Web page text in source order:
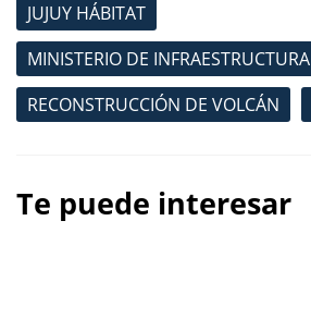
JUJUY HÁBITAT
MINISTERIO DE INFRAESTRUCTURA
RECONSTRUCCIÓN DE VOLCÁN
Te puede interesar